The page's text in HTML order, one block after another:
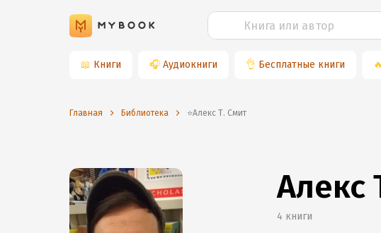
📖 Книги 🎧 Аудиокниги 👌 Бесплатные книги 🔥
Главная Библиотека ⭐️Алекс Т. Смит
Алекс
4 книги